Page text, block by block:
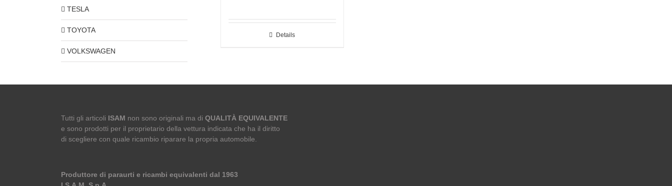
Details
TESLA
TOYOTA
VOLKSWAGEN
Tutti gli articoli ISAM non sono originali ma di QUALITÀ EQUIVALENTE
e sono prodotti per il proprietario della vettura indicata che ha il diritto
di scegliere con quale ricambio riparare la propria automobile.
Produttore di paraurti e ricambi equivalenti dal 1963